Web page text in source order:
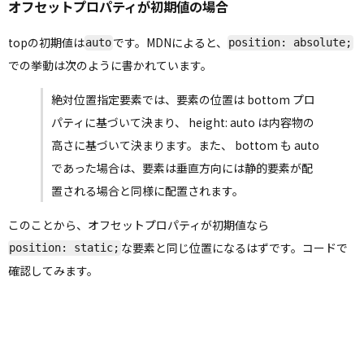
オフセットプロパティが初期値の場合
topの初期値はautoです。MDNによると、 position: absolute;
での挙動は次のように書かれています。
絶対位置指定要素では、要素の位置は bottom プロ
パティに基づいて決まり、 height: auto は内容物の
高さに基づいて決まります。また、 bottom も auto
であった場合は、要素は垂直方向には静的要素が配
置される場合と同様に配置されます。
このことから、オフセットプロパティが初期値なら
position: static; な要素と同じ位置になるはずです。コードで
確認してみます。